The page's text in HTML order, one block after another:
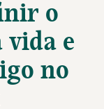
o
vida e
no